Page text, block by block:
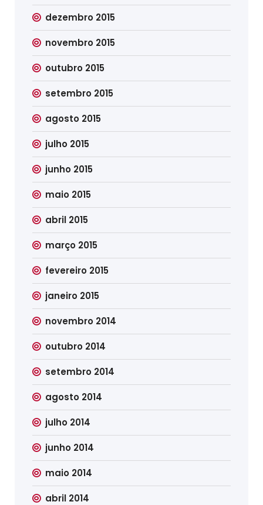
dezembro 2015
novembro 2015
outubro 2015
setembro 2015
agosto 2015
julho 2015
junho 2015
maio 2015
abril 2015
março 2015
fevereiro 2015
janeiro 2015
novembro 2014
outubro 2014
setembro 2014
agosto 2014
julho 2014
junho 2014
maio 2014
abril 2014